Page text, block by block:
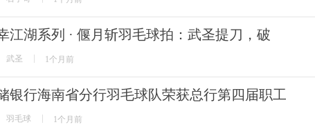
江湖系列 · 偃月斩羽毛球拍：武圣提刀，破
武圣 1个月前
银行海南省分行羽毛球队荣获总行第四届职工
羽毛球 1个月前